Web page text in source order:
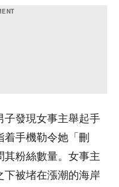
子發現女事主舉起手
手機勒令她「刪
其粉絲數量。女事主
下被堵在漲潮的海岸